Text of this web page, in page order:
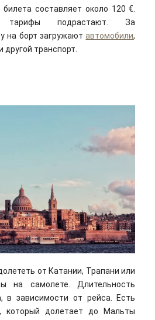
составляет около 120 €.
тарифы подрастают. За
на борт загружаютавтомобили,
транспорт.
от Катании, Трапани или
на самолете. Длительность
в зависимости от рейса. Есть
который долетает до Мальты